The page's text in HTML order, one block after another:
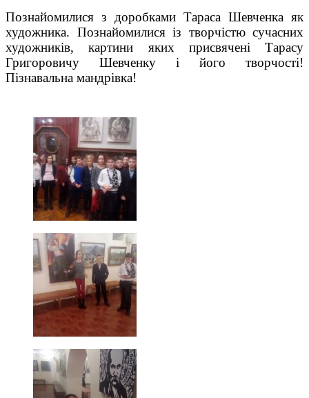
Познайомилися з доробками Тараса Шевченка як
художника. Познайомилися із творчістю сучасних
художників, картини яких присвячені Тарасу
Григоровичу Шевченку і його творчості!
Пізнавальна мандрівка!